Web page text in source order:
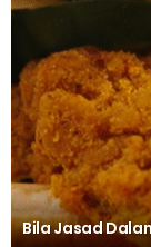
Bila Jasad